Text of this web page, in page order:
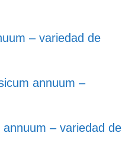
– variedad de
annuum –
– variedad de